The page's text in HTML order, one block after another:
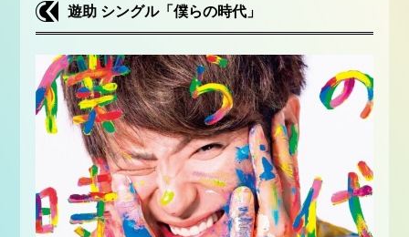
遊助 シングル「僕らの時代」